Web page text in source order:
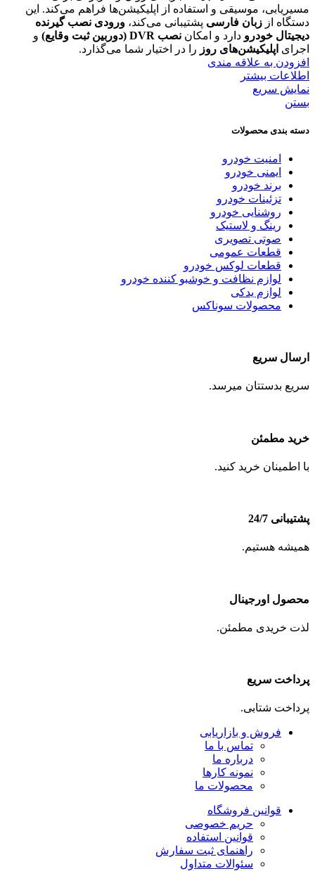
مسیریابی، موسیقی و استفاده از اپلیکیشن‌ها فراهم می‌کند. این
دستگاه از زبان فارسی پشتیبانی می‌کند، ورودی نصب گیرنده
دیجیتال خودرو دارد و امکان نصب DVR (دوربین ثبت وقایع)
و
اجرای اپلیکیشن‌های روز را در اختیار شما می‌گذارد.
افزودن به علاقه مندی
اطلاعات بیشتر
نمایش سریع
بستن
دسته بندی محصولات
امنیت خودرو
ایمنی خودرو
برند خودرو
تزئینات خودرو
روشنایی خودرو
رینگ و لاستیک
صوتی تصویری
قطعات عمومی
قطعات لوکس خودرو
لوازم نظافت و خوشبو کننده خودرو
لوازم یدکی
محصولات سوناکس
ارسال سریع
سریع بدستتان میرسد.
خرید مطمئن
با اطمینان خرید کنید.
پشتیبانی 24/7
همیشه هستیم.
محصول اورجینال
لذت خریدی مطمئن.
پرداخت سریع
پرداخت شتابی.
فروش و بازاریابی
تماس با ما
درباره ما
نمونه کارها
محصولات ما
قوانین فروشگاه
حریم خصوصی
قوانین استفاده
راهنمای ثبت سفارش
سئوالات متداول